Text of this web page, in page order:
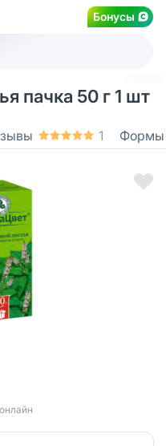
Бонусы
пачка 50 г 1 шт
1 Формы